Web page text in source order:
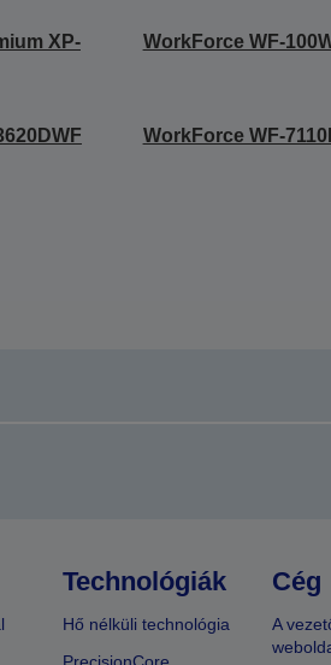
XP-
WorkForce WF-
WorkForce WF-
Technológiák
Hő nélküli technológia
Cég
A